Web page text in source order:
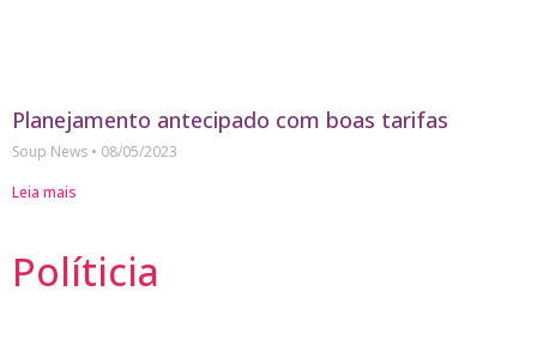
Planejamento antecipado com boas tarifas
Soup News
08/05/2023
Leia mais
Políticia